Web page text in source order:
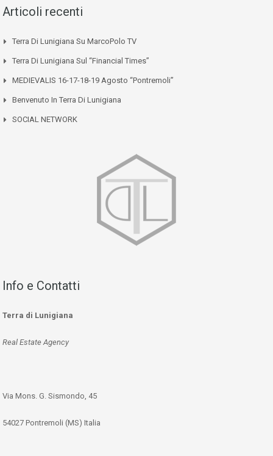
Articoli recenti
Terra Di Lunigiana Su MarcoPolo TV
Terra Di Lunigiana Sul “Financial Times”
MEDIEVALIS 16-17-18-19 Agosto “Pontremoli”
Benvenuto In Terra Di Lunigiana
SOCIAL NETWORK
Info e Contatti
Terra di Lunigiana
Real Estate Agency
Via Mons. G. Sismondo, 45
54027 Pontremoli (MS) Italia